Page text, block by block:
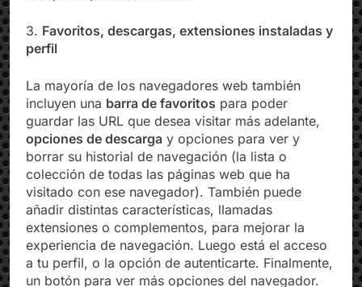
3.Favoritos, descargas, extensiones instaladas y
La mayoría de los navegadores web también
incluyen una barra de favoritospara poder
guardar las URL que desea visitar más adelante,
opciones de descargay opciones para ver y
borrar su historial de navegación (la lista o
colección de todas las páginas web que ha
visitado con ese navegador). También puede
añadir distintas características, llamadas
extensiones o complementos, para mejorar la
experiencia de navegación. Luego está el acceso
a tu perfil, o la opción de autenticarte. Finalmente,